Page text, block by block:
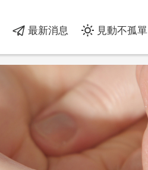
最新消息 見動不孤單